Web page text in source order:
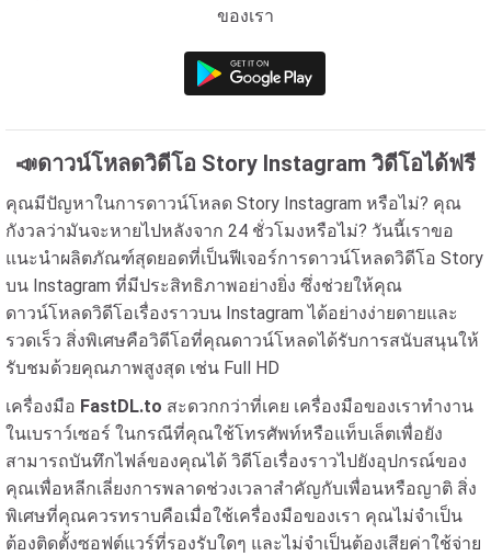
ของเรา
📣ดาวน์โหลดวิดีโอ Story Instagram วิดีโอได้ฟรี
คุณมีปัญหาในการดาวน์โหลด Story Instagram หรือไม่? คุณ
กังวลว่ามันจะหายไปหลังจาก 24 ชั่วโมงหรือไม่? วันนี้เราขอ
แนะนำผลิตภัณฑ์สุดยอดที่เป็นฟีเจอร์การดาวน์โหลดวิดีโอ Story
บน Instagram ที่มีประสิทธิภาพอย่างยิ่ง ซึ่งช่วยให้คุณ
ดาวน์โหลดวิดีโอเรื่องราวบน Instagram ได้อย่างง่ายดายและ
รวดเร็ว สิ่งพิเศษคือวิดีโอที่คุณดาวน์โหลดได้รับการสนับสนุนให้
รับชมด้วยคุณภาพสูงสุด เช่น Full HD
เครื่องมือ FastDL.to สะดวกกว่าที่เคย เครื่องมือของเราทำงาน
ในเบราว์เซอร์ ในกรณีที่คุณใช้โทรศัพท์หรือแท็บเล็ตเพื่อยัง
สามารถบันทึกไฟล์ของคุณได้ วิดีโอเรื่องราวไปยังอุปกรณ์ของ
คุณเพื่อหลีกเลี่ยงการพลาดช่วงเวลาสำคัญกับเพื่อนหรือญาติ สิ่ง
พิเศษที่คุณควรทราบคือเมื่อใช้เครื่องมือของเรา คุณไม่จำเป็น
ต้องติดตั้งซอฟต์แวร์ที่รองรับใดๆ และไม่จำเป็นต้องเสียค่าใช้จ่าย